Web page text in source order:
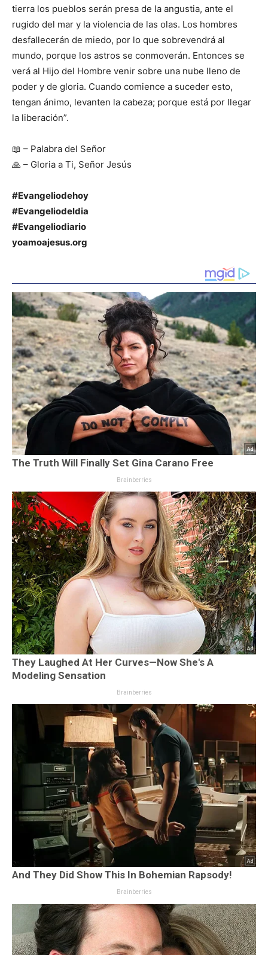
tierra los pueblos serán presa de la angustia, ante el
rugido del mar y la violencia de las olas. Los hombres
desfallecerán de miedo, por lo que sobrevendrá al
mundo, porque los astros se conmoverán. Entonces se
verá al Hijo del Hombre venir sobre una nube lleno de
poder y de gloria. Cuando comience a suceder esto,
tengan ánimo, levanten la cabeza; porque está por llegar
la liberación”.
📖 – Palabra del Señor
🙏 – Gloria a Ti, Señor Jesús
#Evangeliodehoy
#Evangeliodeldia
#Evangeliodiario
yoamoajesus.org